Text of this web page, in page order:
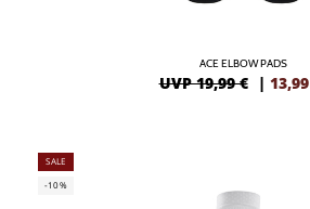
ACE ELBOW PADS
UVP 19,99 € | 13,99
SALE
-10%